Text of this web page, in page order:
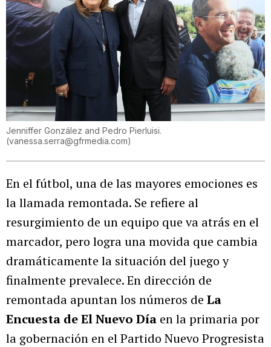
Jenniffer González and Pedro Pierluisi.
(vanessa.serra@gfrmedia.com)
En el fútbol, una de las mayores emociones es
la llamada remontada. Se refiere al
resurgimiento de un equipo que va atrás en el
marcador, pero logra una movida que cambia
dramáticamente la situación del juego y
finalmente prevalece. En dirección de
remontada apuntan los números de La
Encuesta de El Nuevo Día en la primaria por
la gobernación en el Partido Nuevo Progresista